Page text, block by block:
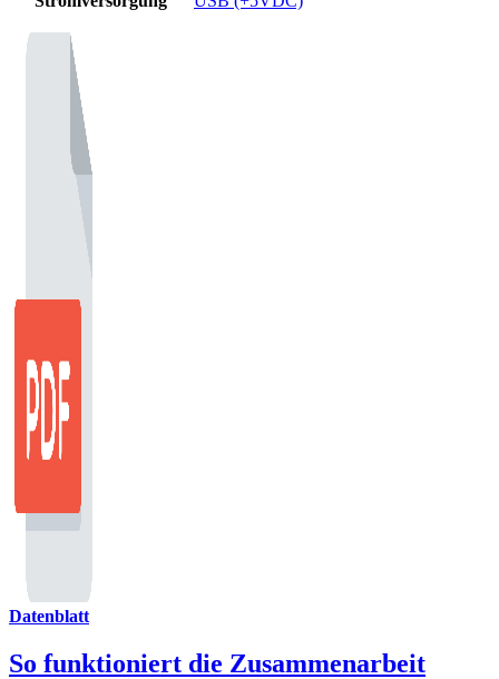
Datenblatt
So funktioniert die Zusammenarbeit